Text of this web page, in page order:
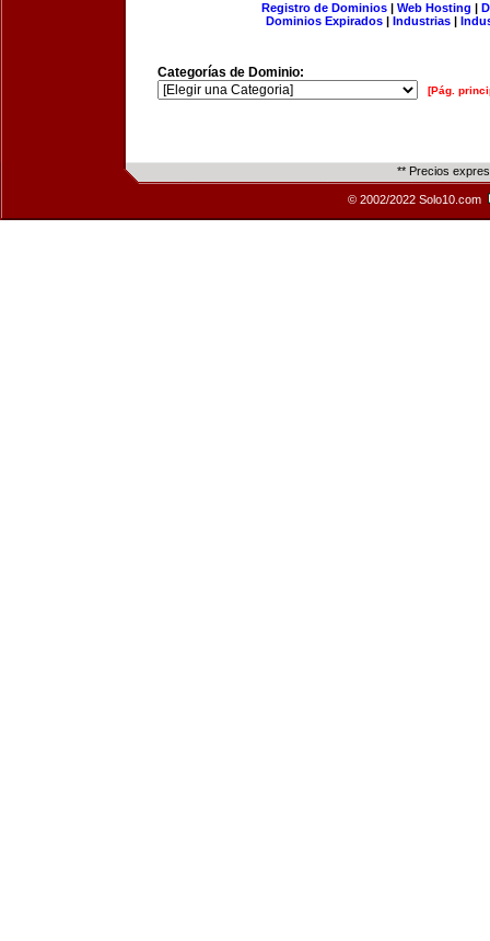
Registro de Dominios| Web Hosting |
Dominios Expirados | Industrias |
Categorías de Dominio:
[Pág.
** Precios
© 2002/2022 Solo10.com